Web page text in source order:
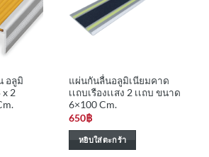
อลูมิ
x 2
แผ่นกันลื่นอลูมิเนียมคาด
เเถบเรืองเเสง 2 เเถบ ขนาด
6×100 Cm.
650฿
หยิบใส่ตะกร้า